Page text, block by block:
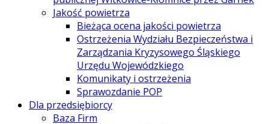
Jakość powietrza
Bieżąca ocena jakości powietrza
Ostrzeżenia Wydziału Bezpieczeństwa i
Zarządzania Kryzysowego Śląskiego
Urzędu Wojewódzkiego
Komunikaty i ostrzeżenia
Sprawozdanie POP
Dla przedsiębiorcy
Baza Firm